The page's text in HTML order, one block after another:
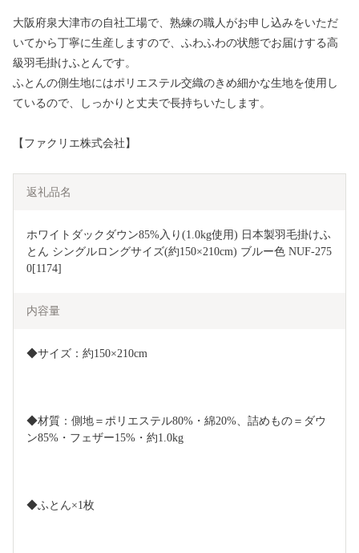
大阪府泉大津市の自社工場で、熟練の職人がお申し込みをいただ
いてから丁寧に生産しますので、ふわふわの状態でお届けする高
級羽毛掛けふとんです。
ふとんの側生地にはポリエステル交織のきめ細かな生地を使用し
ているので、しっかりと丈夫で長持ちいたします。
【ファクリエ株式会社】
返礼品名
ホワイトダックダウン85%入り(1.0kg使用) 日本製羽毛掛けふ
とん シングルロングサイズ(約150×210cm) ブルー色 NUF-275
0[1174]
内容量
◆サイズ：約150×210cm
◆材質：側地＝ポリエステル80%・綿20%、詰めもの＝ダウ
ン85%・フェザー15%・約1.0kg
◆ふとん×1枚